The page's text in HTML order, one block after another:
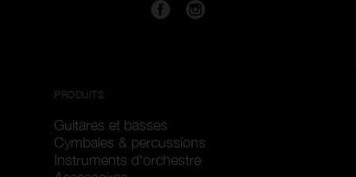
PRODUITS
Guitares et basses
Cymbales & percussions
Instruments d'orchestre